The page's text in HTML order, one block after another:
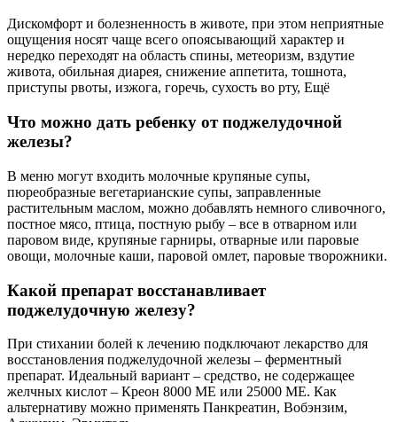
Дискомфорт и болезненность в животе, при этом неприятные
ощущения носят чаще всего опоясывающий характер и
нередко переходят на область спины, метеоризм, вздутие
живота, обильная диарея, снижение аппетита, тошнота,
приступы рвоты, изжога, горечь, сухость во рту, Ещё
Что можно дать ребенку от поджелудочной
железы?
В меню могут входить молочные крупяные супы,
пюреобразные вегетарианские супы, заправленные
растительным маслом, можно добавлять немного сливочного,
постное мясо, птица, постную рыбу – все в отварном или
паровом виде, крупяные гарниры, отварные или паровые
овощи, молочные каши, паровой омлет, паровые творожники.
Какой препарат восстанавливает
поджелудочную железу?
При стихании болей к лечению подключают лекарство для
восстановления поджелудочной железы – ферментный
препарат. Идеальный вариант – средство, не содержащее
желчных кислот – Креон 8000 МЕ или 25000 МЕ. Как
альтернативу можно применять Панкреатин, Вобэнзим,